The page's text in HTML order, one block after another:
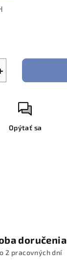
Opýtať sa
doručenia
2 pracovných dní